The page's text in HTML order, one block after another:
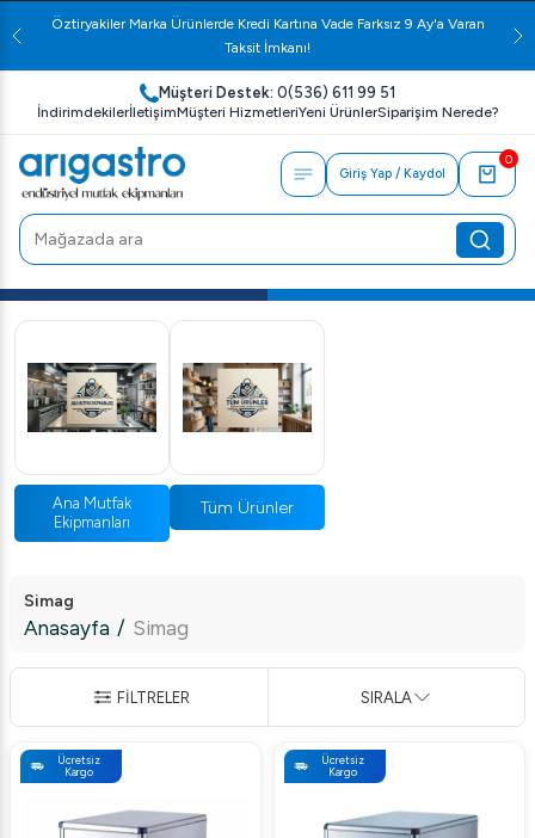
Öztiryakiler Marka Ürünlerde Kredi Kartına Vade Farksız 9 Ay'a Varan
Taksit İmkanı!
Müşteri Destek: 0(536) 611 99 51
İndirimdekilerİletişimMüşteri HizmetleriYeni ÜrünlerSiparişim Nerede?
Giriş Yap / Kaydol
0
Ana Mutfak
Ekipmanları
Tüm Ürünler
Simag
Anasayfa / Simag
FİLTRELER SIRALA
Ücretsiz
Kargo
Ücretsiz
Kargo